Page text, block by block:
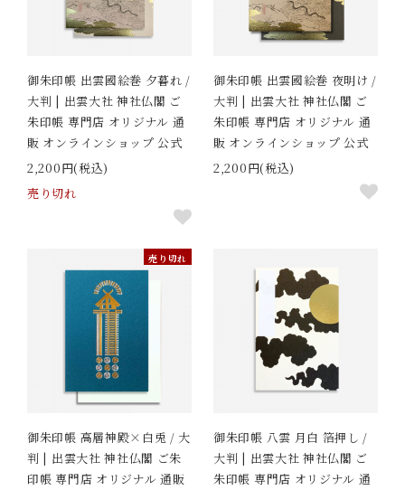
御朱印帳 出雲國絵巻 夕暮れ /
大判 | 出雲大社 神社仏閣 ご
朱印帳 専門店 オリジナル 通
販 オンラインショップ 公式
2,200円(税込)
売り切れ
御朱印帳 出雲國絵巻 夜明け /
大判 | 出雲大社 神社仏閣 ご
朱印帳 専門店 オリジナル 通
販 オンラインショップ 公式
2,200円(税込)
売り切れ
御朱印帳 高層神殿×白兎 / 大
判 | 出雲大社 神社仏閣 ご朱
印帳 専門店 オリジナル 通販
御朱印帳 八雲 月白 箔押し /
大判 | 出雲大社 神社仏閣 ご
朱印帳 専門店 オリジナル 通